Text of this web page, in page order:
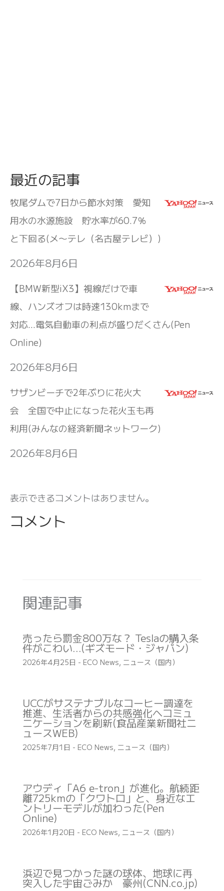
最近の記事
牧尾ダムで7日から節水対策 愛知
用水の水源施設 貯水率が60.7％
と下回る(メ〜テレ（名古屋テレビ）)
2026年8月6日
【BMW新型iX3】視線だけで車
線、ハンズオフは時速130kmまで
対応…電気自動車の利点が盛りだくさん(Pen
Online)
2026年8月6日
サザンビーチで2年ぶりに花火大
会 全国で中止になった花火玉も再
利用(みんなの経済新聞ネットワーク)
2026年8月6日
表示できるコメントはありません。
コメント
関連記事
売ったら罰金800万な？ Teslaの購入条
件がこわい…(ギズモード・ジャパン)
2026年4月25日 - ECO News, ニュース（国内）
UCCがサステナブルなコーヒー調達を
推進、生活者からの共感強化へコミュ
ニケーションを刷新(食品産業新聞社ニ
ュースWEB)
2025年7月1日 - ECO News, ニュース（国内）
アウディ「A6 e-tron」が進化。航続距
離725kmの「クワトロ」と、身近なエ
ントリーモデルが加わった(Pen
Online)
2026年1月20日 - ECO News, ニュース（国内）
浜辺で見つかった謎の球体、地球に再
突入した宇宙ごみか 豪州(CNN.co.jp)